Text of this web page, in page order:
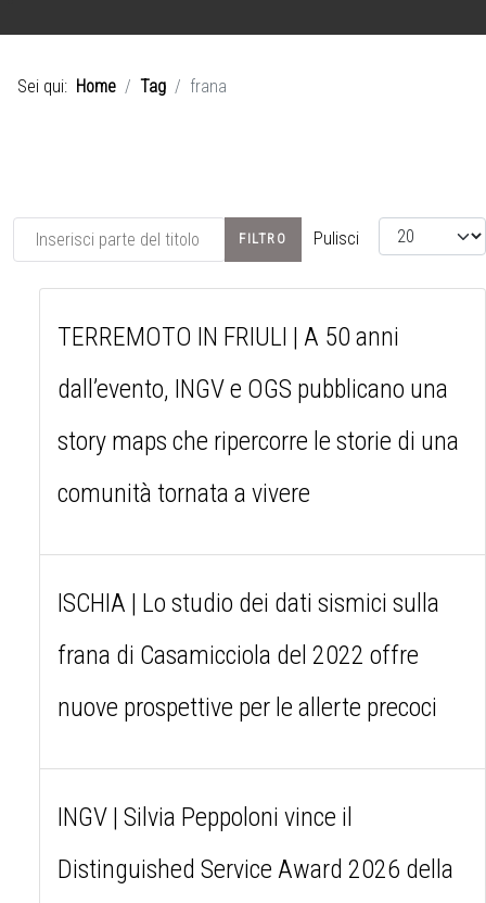
Sei qui: Home Tag frana
Inserisci parte del titolo FILTRO Pulisci Visualizza #
TERREMOTO IN FRIULI | A 50 anni
dall’evento, INGV e OGS pubblicano una
story maps che ripercorre le storie di una
comunità tornata a vivere
ISCHIA | Lo studio dei dati sismici sulla
frana di Casamicciola del 2022 offre
nuove prospettive per le allerte precoci
INGV | Silvia Peppoloni vince il
Distinguished Service Award 2026 della